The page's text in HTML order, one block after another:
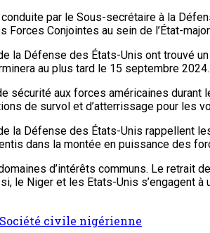
par le Sous-secrétaire à la
Conjointes au sein de l’État-
la Défense des États-Unis ont trouvé
au plus tard le 15 septembre 2024.
sécurité aux forces américaines
de survol et d’atterrissage pour les
la Défense des États-Unis rappellent
dans la montée en puissance des
d’intérêts communs. Le retrait
le Niger et les Etats-Unis s’engagent
Société civile nigérienne